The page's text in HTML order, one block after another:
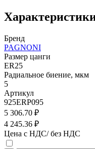
Бренд
PAGNONI
Размер цанги
ER25
Радиальное биение, мкм
5
Артикул
925ERP095
5 306.70 ₽
4 245.36 ₽
Цена с НДС/ без НДС